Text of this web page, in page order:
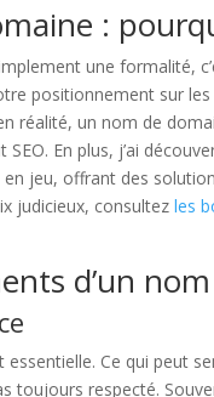
:
une formalité,
positionnement sur
réalité, un nom de
En plus, j’ai
en jeu, offrant des
judicieux, consultezles
d’un
essentielle. Ce qui peut
toujours respecté.